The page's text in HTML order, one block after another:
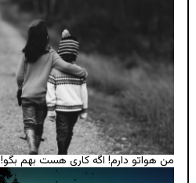
من هواتو دارم! اگه کاری هست بهم بگو!